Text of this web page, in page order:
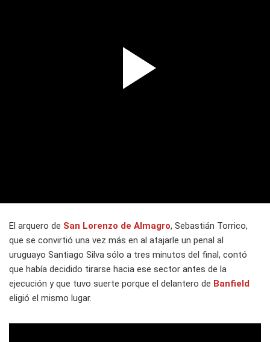
El arquero de San Lorenzo de Almagro, Sebastián Torrico,
que se convirtió una vez más en al atajarle un penal al
uruguayo Santiago Silva sólo a tres minutos del final, contó
que había decidido tirarse hacia ese sector antes de la
ejecución y que tuvo suerte porque el delantero de Banfield
eligió el mismo lugar.